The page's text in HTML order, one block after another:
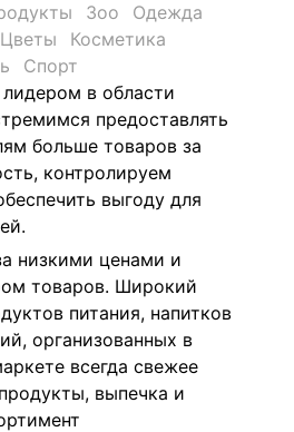
Зоо
Одежда
Цветы
Косметика
Спорт
лидером в области
предоставлять
больше товаров за
контролируем
выгоду для
низкими ценами и
товаров. Широкий
питания, напитков
организованных в
всегда свежее
выпечка и